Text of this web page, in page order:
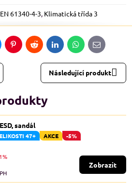
61340-4-3, Klimatická třída 3
PinterestRedditLinkedInWhatsApp
E-
mail
Následující produkt
sandál
47+ AKCE -5%
Zobrazit